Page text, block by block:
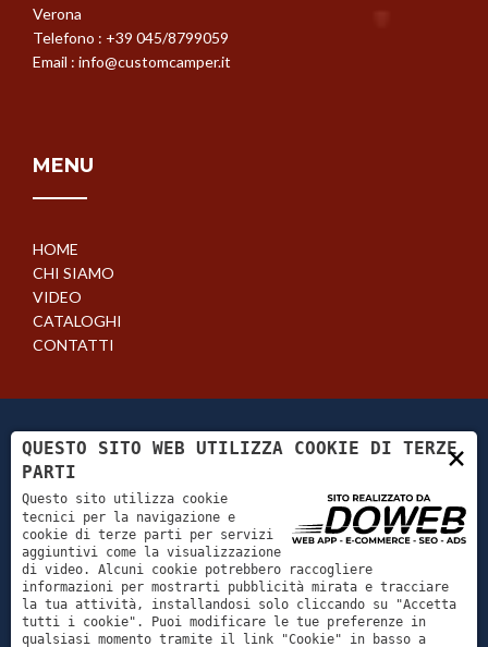
Verona
Telefono : +39 045/8799059
Email : info@customcamper.it
MENU
HOME
CHI SIAMO
VIDEO
CATALOGHI
CONTATTI
Tutti i diritti riservati. - CUSTOM CAMPER -
ART OF LIVING - P. Iva 04603060239
Viale Del Lavoro, 17 - 37036 San Martino Buon
Albergo , Verona - Telefono:+39 045/8799059-
×
QUESTO SITO WEB UTILIZZA COOKIE DI TERZE
PARTI
Questo sito utilizza cookie
tecnici per la navigazione e
cookie di terze parti per servizi
aggiuntivi come la visualizzazione
di video. Alcuni cookie potrebbero raccogliere
informazioni per mostrarti pubblicità mirata e tracciare
la tua attività, installandosi solo cliccando su "Accetta
tutti i cookie". Puoi modificare le tue preferenze in
qualsiasi momento tramite il link "Cookie" in basso a